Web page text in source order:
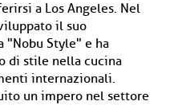
a Los Angeles. Nel
il suo
Style" e ha
di stile nella cucina
internazionali.
un impero nel settore